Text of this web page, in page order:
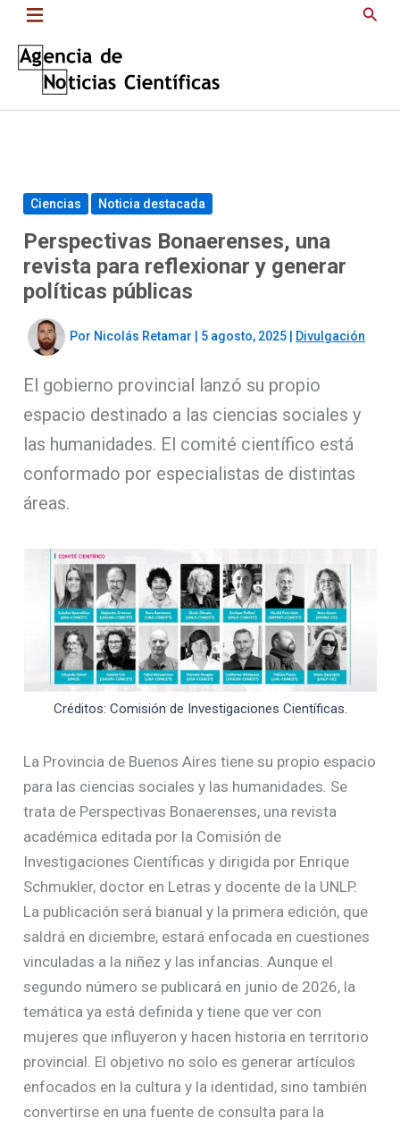
Saltar
contenido
Ciencias Noticia destacada
Perspectivas Bonaerenses, una
revista para reflexionar y generar
políticas públicas
Por Nicolás Retamar 5 agosto, 2025 Divulgación
El gobierno provincial lanzó su propio
espacio destinado a las ciencias sociales y
las humanidades. El comité científico está
conformado por especialistas de distintas
áreas.
Créditos: Comisión de Investigaciones Científicas.
La Provincia de Buenos Aires tiene su propio espacio
para las ciencias sociales y las humanidades. Se
trata de Perspectivas Bonaerenses, una revista
académica editada por la Comisión de
Investigaciones Científicas y dirigida por Enrique
Schmukler, doctor en Letras y docente de la UNLP.
La publicación será bianual y la primera edición, que
saldrá en diciembre, estará enfocada en cuestiones
vinculadas a la niñez y las infancias. Aunque el
segundo número se publicará en junio de 2026, la
temática ya está definida y tiene que ver con
mujeres que influyeron y hacen historia en territorio
provincial. El objetivo no solo es generar artículos
enfocados en la cultura y la identidad, sino también
convertirse en una fuente de consulta para la